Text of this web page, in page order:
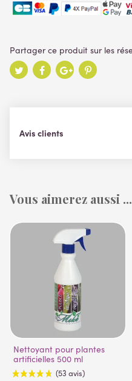
Avis clients
Vous aimerez aussi ...
Nettoyant pour plantes
artificielles 500 ml